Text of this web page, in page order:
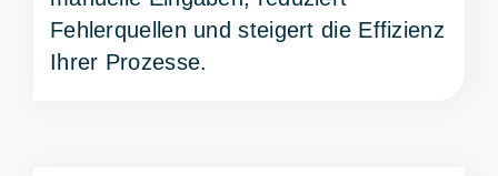
Fehlerquellen und steigert die Effizienz
Ihrer Prozesse.